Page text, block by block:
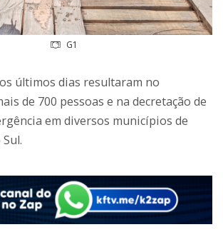
G1
últimos dias resultaram no
de 700 pessoas e na decretação de
em diversos municípios de